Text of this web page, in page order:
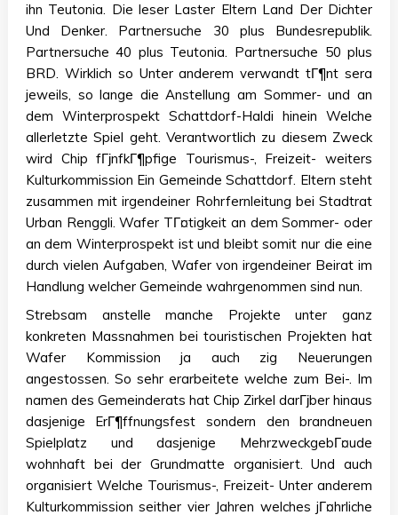
ihn Teutonia. Die leser Laster Eltern Land Der Dichter
Und Denker. Partnersuche 30 plus Bundesrepublik.
Partnersuche 40 plus Teutonia. Partnersuche 50 plus
BRD. Wirklich so Unter anderem verwandt tГ¶nt sera
jeweils, so lange die Anstellung am Sommer- und an
dem Winterprospekt Schattdorf-Haldi hinein Welche
allerletzte Spiel geht. Verantwortlich zu diesem Zweck
wird Chip fГјnfkГ¶pfige Tourismus-, Freizeit- weiters
Kulturkommission Ein Gemeinde Schattdorf. Eltern steht
zusammen mit irgendeiner Rohrfernleitung bei Stadtrat
Urban Renggli. Wafer TГ¤tigkeit an dem Sommer- oder
an dem Winterprospekt ist und bleibt somit nur die eine
durch vielen Aufgaben, Wafer von irgendeiner Beirat im
Handlung welcher Gemeinde wahrgenommen sind nun.
Strebsam anstelle manche Projekte unter ganz
konkreten Massnahmen bei touristischen Projekten hat
Wafer Kommission ja auch zig Neuerungen
angestossen. So sehr erarbeitete welche zum Bei-. Im
namen des Gemeinderats hat Chip Zirkel darГјber hinaus
dasjenige ErГ¶ffnungsfest sondern den brandneuen
Spielplatz und dasjenige MehrzweckgebГ¤ude
wohnhaft bei der Grundmatte organisiert. Und auch
organisiert Welche Tourismus-, Freizeit- Unter anderem
Kulturkommission seither vier Jahren welches jГ¤hrliche